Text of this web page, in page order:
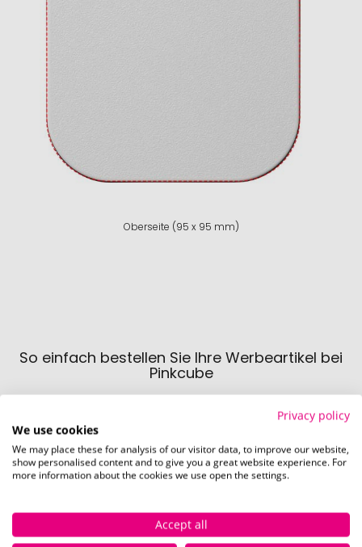
Oberseite (95 x 95 mm)
So einfach bestellen Sie Ihre Werbeartikel bei
Pinkcube
Artikelkonfiguration
Wählen Sie Ihre gewünschten
Privacy policy
We use cookies
We may place these for analysis of our visitor data, to improve our website,
show personalised content and to give you a great website experience. For
more information about the cookies we use open the settings.
Accept all